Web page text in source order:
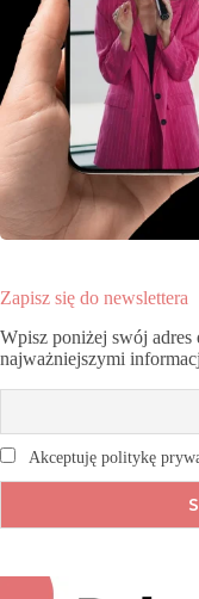
Zapisz się do newslettera
Wpisz poniżej swój adres
najważniejszymi
Akceptuję politykę